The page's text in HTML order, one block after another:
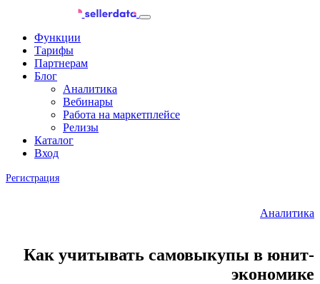
Функции
Тарифы
Партнерам
Блог
Аналитика
Вебинары
Работа на маркетплейсе
Релизы
Каталог
Вход
Регистрация
Аналитика
Как учитывать самовыкупы в юнит-
экономике